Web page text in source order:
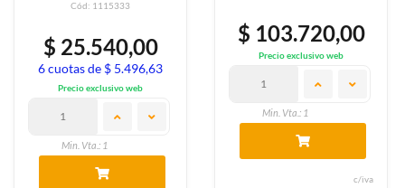
Cód: 1115333
$ 25.540,00
6 cuotas de $ 5.496,63
Precio exclusivo web
Min. Vta.: 1
$ 103.720,00
Precio exclusivo web
Min. Vta.: 1
c/iva